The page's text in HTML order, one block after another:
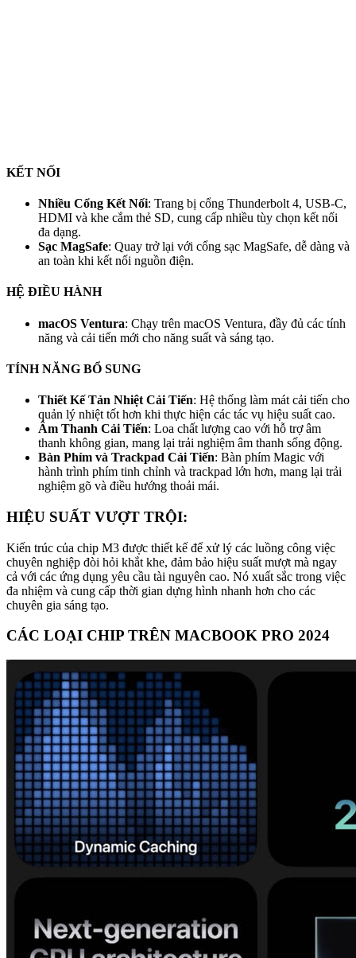
KẾT NỐI
Nhiều Cổng Kết Nối: Trang bị cổng Thunderbolt 4, USB-C,
HDMI và khe cắm thẻ SD, cung cấp nhiều tùy chọn kết nối
đa dạng.
Sạc MagSafe: Quay trở lại với cổng sạc MagSafe, dễ dàng và
an toàn khi kết nối nguồn điện.
HỆ ĐIỀU HÀNH
macOS Ventura: Chạy trên macOS Ventura, đầy đủ các tính
năng và cải tiến mới cho năng suất và sáng tạo.
TÍNH NĂNG BỔ SUNG
Thiết Kế Tản Nhiệt Cải Tiến: Hệ thống làm mát cải tiến cho
quản lý nhiệt tốt hơn khi thực hiện các tác vụ hiệu suất cao.
Âm Thanh Cải Tiến: Loa chất lượng cao với hỗ trợ âm
thanh không gian, mang lại trải nghiệm âm thanh sống động.
Bàn Phím và Trackpad Cải Tiến: Bàn phím Magic với
hành trình phím tinh chỉnh và trackpad lớn hơn, mang lại trải
nghiệm gõ và điều hướng thoải mái.
HIỆU SUẤT VƯỢT TRỘI:
Kiến trúc của chip M3 được thiết kế để xử lý các luồng công việc
chuyên nghiệp đòi hỏi khắt khe, đảm bảo hiệu suất mượt mà ngay
cả với các ứng dụng yêu cầu tài nguyên cao. Nó xuất sắc trong việc
đa nhiệm và cung cấp thời gian dựng hình nhanh hơn cho các
chuyên gia sáng tạo.
CÁC LOẠI CHIP TRÊN MACBOOK PRO 2024